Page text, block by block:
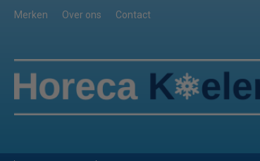
Merken Over ons Contact